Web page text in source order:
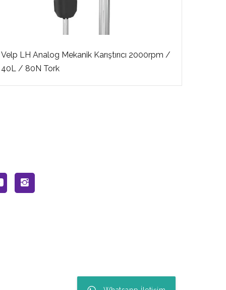
Velp LH Analog Mekanik Karıştırıcı 2000rpm /
40L / 80N Tork